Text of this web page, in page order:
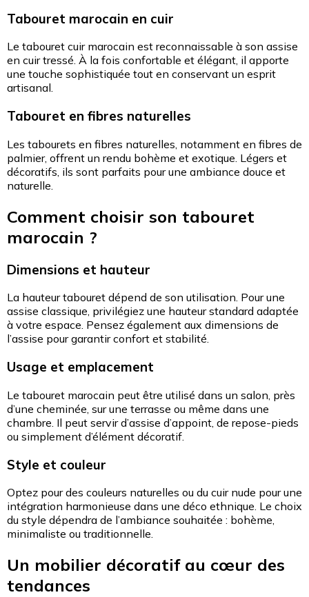
Tabouret marocain en cuir
Le tabouret cuir marocain est reconnaissable à son assise
en cuir tressé. À la fois confortable et élégant, il apporte
une touche sophistiquée tout en conservant un esprit
artisanal.
Tabouret en fibres naturelles
Les tabourets en fibres naturelles, notamment en fibres de
palmier, offrent un rendu bohème et exotique. Légers et
décoratifs, ils sont parfaits pour une ambiance douce et
naturelle.
Comment choisir son tabouret
marocain ?
Dimensions et hauteur
La hauteur tabouret dépend de son utilisation. Pour une
assise classique, privilégiez une hauteur standard adaptée
à votre espace. Pensez également aux dimensions de
l’assise pour garantir confort et stabilité.
Usage et emplacement
Le tabouret marocain peut être utilisé dans un salon, près
d’une cheminée, sur une terrasse ou même dans une
chambre. Il peut servir d’assise d’appoint, de repose-pieds
ou simplement d’élément décoratif.
Style et couleur
Optez pour des couleurs naturelles ou du cuir nude pour une
intégration harmonieuse dans une déco ethnique. Le choix
du style dépendra de l’ambiance souhaitée : bohème,
minimaliste ou traditionnelle.
Un mobilier décoratif au cœur des
tendances